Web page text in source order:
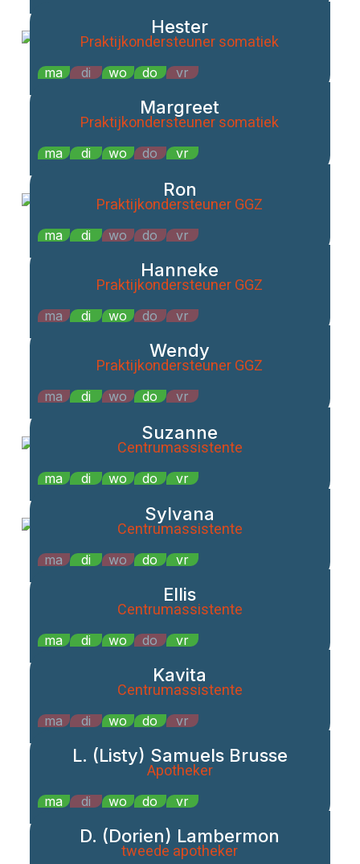
Hester
Praktijkondersteuner somatiek
ma di wo do vr
Margreet
Praktijkondersteuner somatiek
ma di wo do vr
Ron
Praktijkondersteuner GGZ
ma di wo do vr
Hanneke
Praktijkondersteuner GGZ
ma di wo do vr
Wendy
Praktijkondersteuner GGZ
ma di wo do vr
Suzanne
Centrumassistente
ma di wo do vr
Sylvana
Centrumassistente
ma di wo do vr
Ellis
Centrumassistente
ma di wo do vr
Kavita
Centrumassistente
ma di wo do vr
L. (Listy) Samuels Brusse
Apotheker
ma di wo do vr
D. (Dorien) Lambermon
tweede apotheker